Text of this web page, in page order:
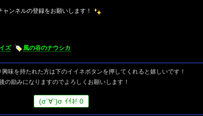
ンネルの登録をお願いします！
ズ 風の谷のナウシカ
味を持たれた方は下のイイネボタンを押してくれると嬉しいです！
の励みになりますのでよろしくお願いします！
(σ´∀`)σ ｲｲﾈ! 0